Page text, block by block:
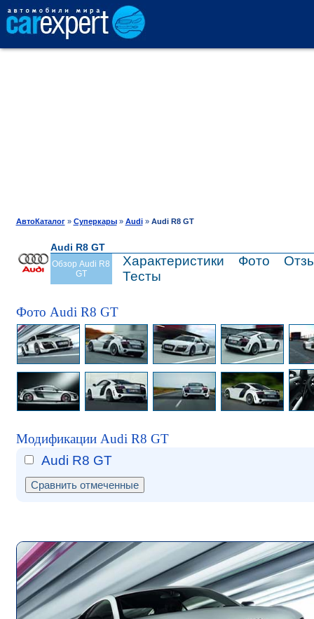
ТЕСТ-ДРАЙВ
ПРОДАЖА
АвтоКаталог» Суперкары» Audi» Audi R8 GT
Audi R8 GT
Обзор Audi R8
GT
Характеристики Фото
Тесты
Фото Audi R8 GT
Модификации Audi R8 GT
Audi R8 GT